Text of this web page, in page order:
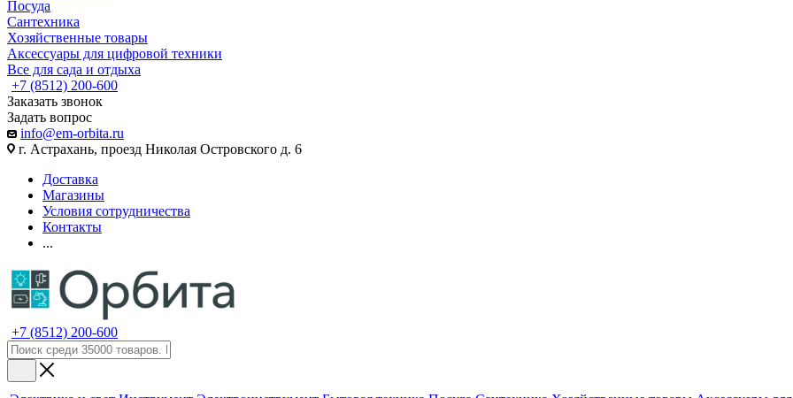
Посуда
Сантехника
Хозяйственные товары
Аксессуары для цифровой техники
Все для сада и отдыха
+7 (8512) 200-600
Заказать звонок
Задать вопрос
info@em-orbita.ru
г. Астрахань, проезд Николая Островского д. 6
Доставка
Магазины
Условия сотрудничества
Контакты
...
+7 (8512) 200-600